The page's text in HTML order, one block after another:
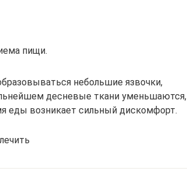
пищи.
небольшие язвочки,
десневые ткани уменьшаются,
еды возникает сильный дискомфорт.